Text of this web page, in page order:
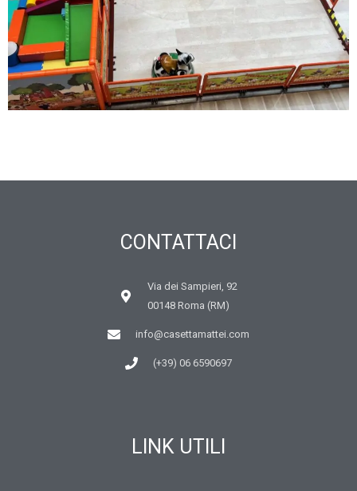
CONTATTACI
Via dei Sampieri, 92
00148 Roma (RM)
info@casettamattei.com
(+39) 06 6590697
LINK UTILI